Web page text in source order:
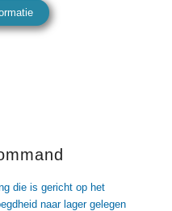
die is gericht op het
naar lager gelegen